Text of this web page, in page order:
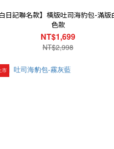
白日記聯名款】橫版吐司海豹包-滿版
色款
NT$1,699
NT$2,998
市